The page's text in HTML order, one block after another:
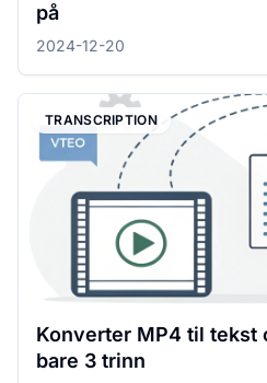
på
2024-12-20
TRANSCRIPTION
Konverter MP4 til tekst
bare 3 trinn